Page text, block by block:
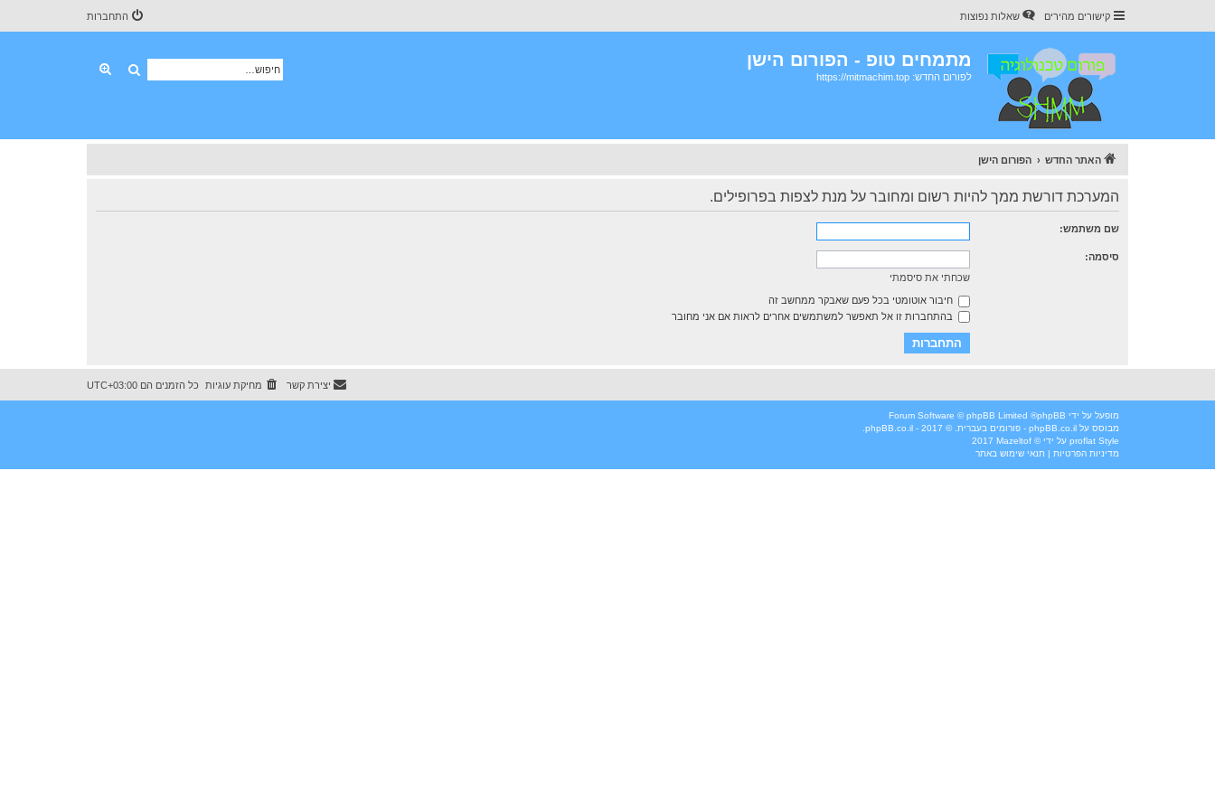
קישורים מהירים שאלות נפוצות התחברות
מתמחים טופ - הפורום הישן
לפורום החדש: https://mitmachim.top חיפוש
האתר החדש הפורום הישן
המערכת דורשת ממך להיות רשום ומחובר על מנת לצפות בפרופילים.
שם משתמש:
סיסמה:
שכחתי את סיסמתי
חיבור אוטומטי בכל פעם שאבקר ממחשב זה
בהתחברות זו אל תאפשר למשתמשים אחרים לראות אם אני מחובר
כל הזמנים הם UTC+03:00 מחיקת עוגיות יצירת קשר
מופעל על ידי phpBB
® Forum Software © phpBB Limited
מבוסס על phpBB.co.il - פורומים בעברית
. © 2017 - phpBB.co.il.
Style
proflat על ידי © Mazeltof
מדיניות הפרטיות | תנאי שימוש באתר